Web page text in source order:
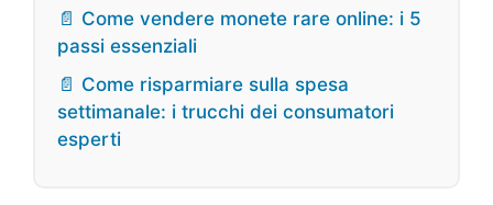
📄 Come vendere monete rare online: i 5
passi essenziali
📄 Come risparmiare sulla spesa
settimanale: i trucchi dei consumatori
esperti